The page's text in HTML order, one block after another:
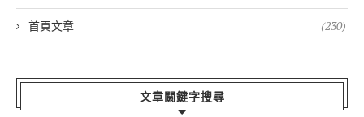
首頁文章 (230)
文章關鍵字搜尋